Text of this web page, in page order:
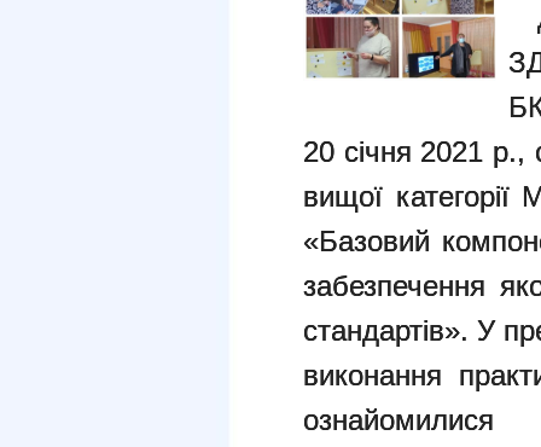
20 січня 2021 р.,
вищої
«Базовий
забезпечення
стандартів». У
виконання